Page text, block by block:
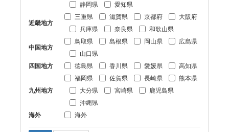
静岡県
愛知県
近畿地方
三重県 滋賀県 京都府
大阪府
兵庫県
奈良県 和歌山県
中国地方
鳥取県 島根県 岡山県
広島県
山口県
四国地方
徳島県 香川県 愛媛県 高知県
九州地方
福岡県 佐賀県 長崎県
熊本県
大分県
宮崎県
鹿児島県
沖縄県
海外
海外